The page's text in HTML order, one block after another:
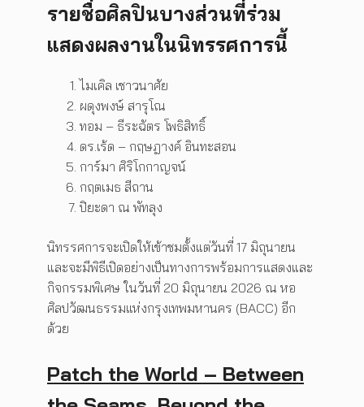
รายชื่อศิลปินบางส่วนที่ร่วม
แสดงผลงานในนิทรรศการนี้
ไมเคิล เชาวนาศัย
ผดุงพงษ์ สารุโณ
ทอม – ธีระฉัตร โพธิสิทธิ์
ดร.เร้ด – กฤษฎางค์ อินทะสอน
การ์มา ศิริโกกาญจน์
กฤตเมธ สีถาน
ปิยะดา ณ พัทลุง
นิทรรศการจะเปิดให้เข้าชมตั้งแต่วันที่ 17 มิถุนายน
และจะมีพิธีเปิดอย่างเป็นทางการพร้อมการแสดงและ
กิจกรรมพิเศษ ในวันที่ 20 มิถุนายน 2026 ณ หอ
ศิลปวัฒนธรรมแห่งกรุงเทพมหานคร (BACC) อีก
ด้วย
Patch the World – Between